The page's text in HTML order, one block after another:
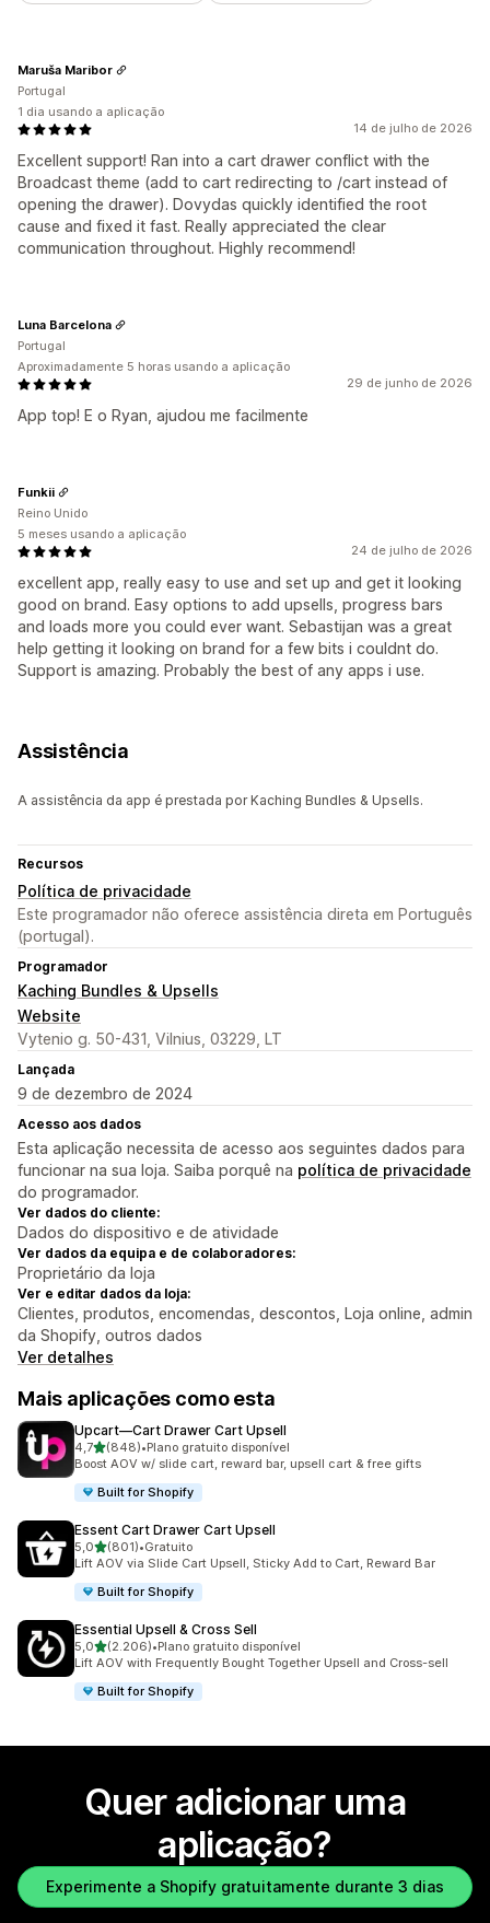
14 de julho de 2026
Excellent support! Ran into a cart drawer conflict with the
Broadcast theme (add to cart redirecting to /cart instead of
opening the drawer). Dovydas quickly identified the root
cause and fixed it fast. Really appreciated the clear
communication throughout. Highly recommend!
Maruša Maribor
Portugal
1 dia usando a aplicação
29 de junho de 2026
App top! E o Ryan, ajudou me facilmente
Luna Barcelona
Portugal
Aproximadamente 5 horas usando a aplicação
24 de julho de 2026
excellent app, really easy to use and set up and get it looking
good on brand. Easy options to add upsells, progress bars
and loads more you could ever want. Sebastijan was a great
help getting it looking on brand for a few bits i couldnt do.
Support is amazing. Probably the best of any apps i use.
Funkii
Reino Unido
5 meses usando a aplicação
Assistência
A assistência da app é prestada por Kaching Bundles & Upsells.
Recursos
Política de privacidade
Este programador não oferece assistência direta em Português
(portugal).
Programador
Kaching Bundles & Upsells
Website
Vytenio g. 50-431, Vilnius, 03229, LT
Lançada
9 de dezembro de 2024
Acesso aos dados
Esta aplicação necessita de acesso aos seguintes dados para
funcionar na sua loja. Saiba porquê na política de privacidade
do programador.
Ver dados do cliente:
Dados do dispositivo e de atividade
Ver dados da equipa e de colaboradores:
Proprietário da loja
Ver e editar dados da loja:
Clientes, produtos, encomendas, descontos, Loja online, admin
da Shopify, outros dados
Ver detalhes
Mais aplicações como esta
Upcart—Cart Drawer Cart Upsell
4,7de 5 estrelas
(848)
848 total de avaliações
•Plano gratuito disponível
Boost AOV w/ slide cart, reward bar, upsell cart & free gifts
Built for Shopify
Essent Cart Drawer Cart Upsell
5,0de 5 estrelas
(801)
801 total de avaliações
•Gratuito
Lift AOV via Slide Cart Upsell, Sticky Add to Cart, Reward Bar
Built for Shopify
Essential Upsell & Cross Sell
5,0de 5 estrelas
(2.206)
2206 total de avaliações
•Plano gratuito disponível
Lift AOV with Frequently Bought Together Upsell and Cross-sell
Built for Shopify
Quer adicionar uma
aplicação?
Experimente a Shopify gratuitamente durante 3 dias